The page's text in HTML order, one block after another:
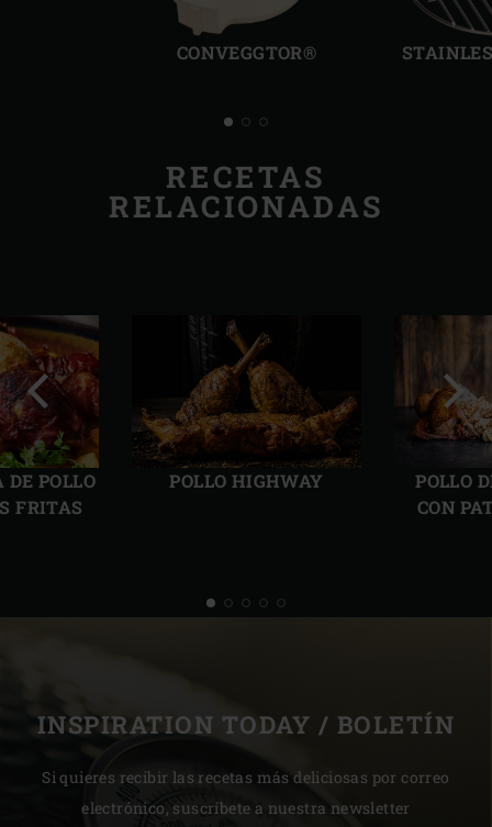
CONVEGGTOR®
RECETAS
RELACIONADAS
DE POLLO
FRITAS
POLLO HIGHWAY
POLLO
CON
Diapositiva
anterior
INSPIRATION TODAY / BOLETÍN
Si quieres recibir las recetas más deliciosas por correo
electrónico, suscríbete a nuestra newsletter